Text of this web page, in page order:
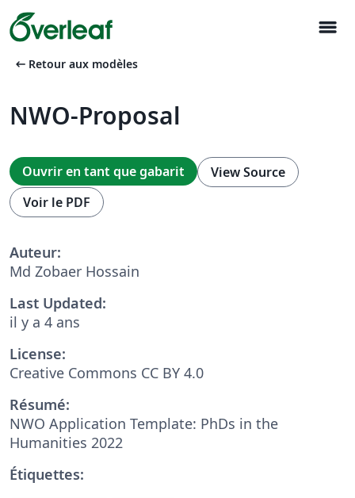
menu
arrow_left_alt Retour aux modèles
NWO-Proposal
Ouvrir en tant que gabarit
View Source
Voir le PDF
Auteur:
Md Zobaer Hossain
Last Updated:
il y a 4 ans
License:
Creative Commons CC BY 4.0
Résumé:
NWO Application Template: PhDs in the
Humanities 2022
Étiquettes: